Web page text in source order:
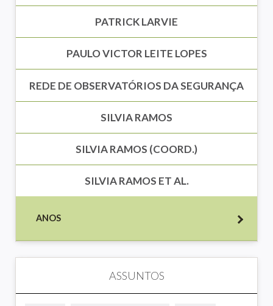
PATRICK LARVIE
PAULO VICTOR LEITE LOPES
REDE DE OBSERVATÓRIOS DA SEGURANÇA
SILVIA RAMOS
SILVIA RAMOS (COORD.)
SILVIA RAMOS ET AL.
ANOS
ASSUNTOS